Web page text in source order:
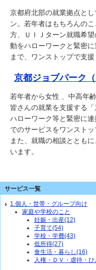
京都府北部の就業拠点と
ン。若年者はもちろんの
方、ＵＩＪターン就職希
動をハローワークと緊密
まで、ワンストップで支援
京都ジョブパーク（
若年者から女性 、中高年
皆さんの就業を支援する「
ハローワーク等と緊密に
でのサービスをワンストッ
また、就職の相談ととも
います。
サービス一覧
1.個人・世帯・グループ向け
家庭や学校のこと
妊娠・出産(12)
子育て(54)
学校・学費(43)
低所得(27)
食生活・暮らし(16)
人権・ＤＶ・虐待・